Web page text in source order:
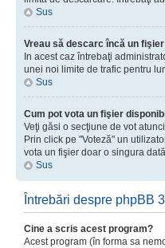
Sus
Vreau să descarc încă un
In acest caz întrebaţi
unei noi limite de trafic pentru
Sus
Cum pot vota un fişier
Veţi găsi o secţiune de vot
Prin click pe "Voteză" un
vota un fişier doar o singura
Sus
Întrebări despre phpBB 3
Cine a scris acest program?
Acest program (în forma sa